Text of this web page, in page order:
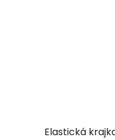
Elastická